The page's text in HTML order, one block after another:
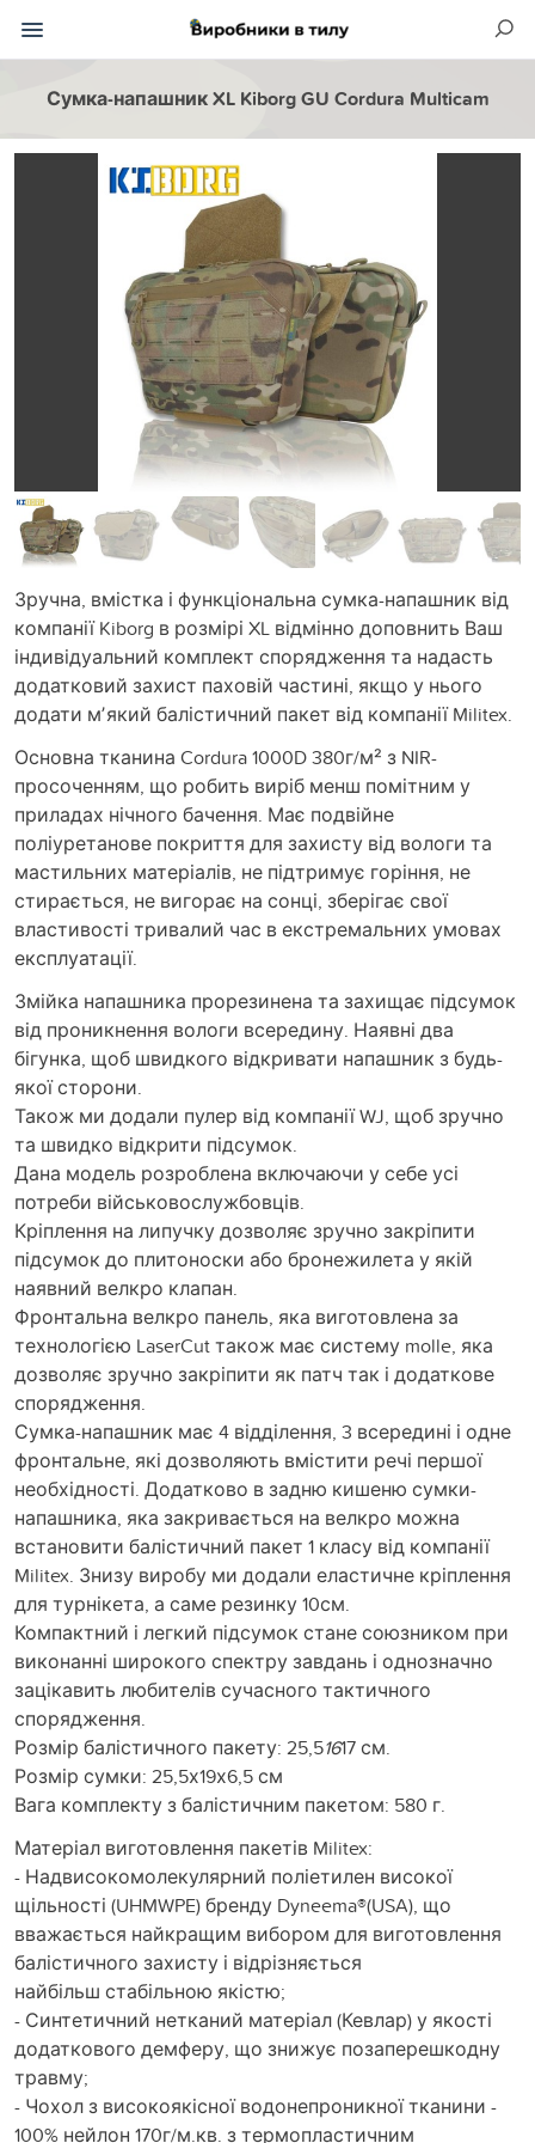
Сумка-напашник XL Kiborg GU Cordura Multicam
Зручна, вмістка і функціональна сумка-напашник від
компанії Kiborg в розмірі XL відмінно доповнить Ваш
індивідуальний комплект спорядження та надасть
додатковий захист паховій частині, якщо у нього
додати мʼякий балістичний пакет від компанії Militex.
Основна тканина Cordura 1000D 380г/м² з NIR-
просоченням, що робить виріб менш помітним у
приладах нічного бачення. Має подвійне
поліуретанове покриття для захисту від вологи та
мастильних матеріалів, не підтримує горіння, не
стирається, не вигорає на сонці, зберігає свої
властивості тривалий час в екстремальних умовах
експлуатації.
Змійка напашника прорезинена та захищає підсумок
від проникнення вологи всередину. Наявні два
бігунка, щоб швидкого відкривати напашник з будь-
якої сторони.
Також ми додали пулер від компанії WJ, щоб зручно
та швидко відкрити підсумок.
Дана модель розроблена включаючи у себе усі
потреби військовослужбовців.
Кріплення на липучку дозволяє зручно закріпити
підсумок до плитоноски або бронежилета у якій
наявний велкро клапан.
Фронтальна велкро панель, яка виготовлена за
технологією LaserCut також має систему molle, яка
дозволяє зручно закріпити як патч так і додаткове
спорядження.
Сумка-напашник має 4 відділення, 3 всередині і одне
фронтальне, які дозволяють вмістити речі першої
необхідності. Додатково в задню кишеню сумки-
напашника, яка закривається на велкро можна
встановити балістичний пакет 1 класу від компанії
Militex. Знизу виробу ми додали еластичне кріплення
для турнікета, а саме резинку 10см.
Компактний і легкий підсумок стане союзником при
виконанні широкого спектру завдань і однозначно
зацікавить любителів сучасного тактичного
спорядження.
Розмір балістичного пакету: 25,51617 см.
Розмір сумки: 25,5х19х6,5 см
Вага комплекту з балістичним пакетом: 580 г.
Матеріал виготовлення пакетів Militex:
- Надвисокомолекулярний поліетилен високої
щільності (UHMWPE) бренду Dyneema®️(USA), що
вважається найкращим вибором для виготовлення
балістичного захисту і відрізняється
найбільш стабільною якістю;
- Синтетичний нетканий матеріал (Кевлар) у якості
додаткового демферу, що знижує позаперешкодну
травму;
- Чохол з високоякісної водонепроникної тканини -
100% нейлон 170г/м.кв. з термопластичним